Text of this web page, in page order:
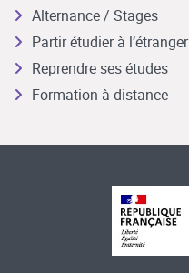
Alternance / Stages
Partir étudier à l’étranger
Reprendre ses études
Formation à distance